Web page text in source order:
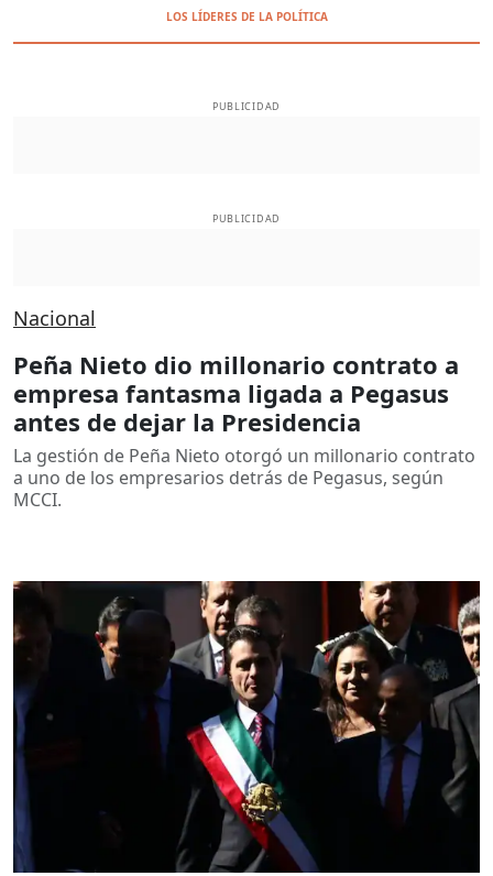
LOS LÍDERES DE LA POLÍTICA
PUBLICIDAD
PUBLICIDAD
Nacional
Peña Nieto dio millonario contrato a
empresa fantasma ligada a Pegasus
antes de dejar la Presidencia
La gestión de Peña Nieto otorgó un millonario contrato
a uno de los empresarios detrás de Pegasus, según
MCCI.